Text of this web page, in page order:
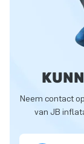
Neem contact
van JB